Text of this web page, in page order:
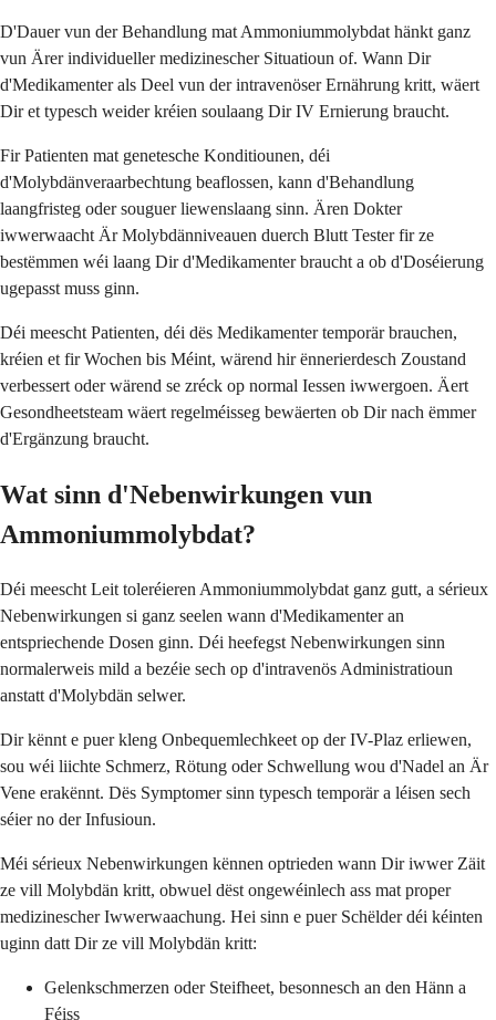
D'Dauer vun der Behandlung mat Ammoniummolybdat hänkt ganz
vun Ärer individueller medizinescher Situatioun of. Wann Dir
d'Medikamenter als Deel vun der intravenöser Ernährung kritt, wäert
Dir et typesch weider kréien soulaang Dir IV Ernierung braucht.
Fir Patienten mat genetesche Konditiounen, déi
d'Molybdänveraarbechtung beaflossen, kann d'Behandlung
laangfristeg oder souguer liewenslaang sinn. Ären Dokter
iwwerwaacht Är Molybdänniveauen duerch Blutt Tester fir ze
bestëmmen wéi laang Dir d'Medikamenter braucht a ob d'Doséierung
ugepasst muss ginn.
Déi meescht Patienten, déi dës Medikamenter temporär brauchen,
kréien et fir Wochen bis Méint, wärend hir ënnerierdesch Zoustand
verbessert oder wärend se zréck op normal Iessen iwwergoen. Äert
Gesondheetsteam wäert regelméisseg bewäerten ob Dir nach ëmmer
d'Ergänzung braucht.
Wat sinn d'Nebenwirkungen vun
Ammoniummolybdat?
Déi meescht Leit toleréieren Ammoniummolybdat ganz gutt, a sérieux
Nebenwirkungen si ganz seelen wann d'Medikamenter an
entspriechende Dosen ginn. Déi heefegst Nebenwirkungen sinn
normalerweis mild a bezéie sech op d'intravenös Administratioun
anstatt d'Molybdän selwer.
Dir kënnt e puer kleng Onbequemlechkeet op der IV-Plaz erliewen,
sou wéi liichte Schmerz, Rötung oder Schwellung wou d'Nadel an Är
Vene erakënnt. Dës Symptomer sinn typesch temporär a léisen sech
séier no der Infusioun.
Méi sérieux Nebenwirkungen kënnen optrieden wann Dir iwwer Zäit
ze vill Molybdän kritt, obwuel dëst ongewéinlech ass mat proper
medizinescher Iwwerwaachung. Hei sinn e puer Schëlder déi kéinten
uginn datt Dir ze vill Molybdän kritt:
Gelenkschmerzen oder Steifheet, besonnesch an den Hänn a
Féiss